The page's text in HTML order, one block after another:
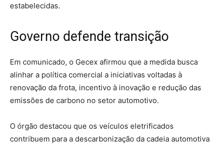
estabelecidas.
Governo defende transição
Em comunicado, o Gecex afirmou que a medida busca
alinhar a política comercial a iniciativas voltadas à
renovação da frota, incentivo à inovação e redução das
emissões de carbono no setor automotivo.
O órgão destacou que os veículos eletrificados
contribuem para a descarbonização da cadeia automotiva